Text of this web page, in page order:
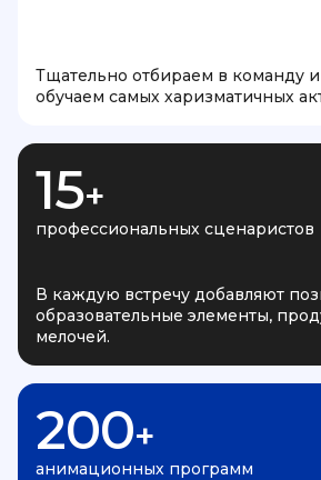
Тщательно отбираем в команду
обучаем самых харизматичных
15+
профессиональных сценаристов
В каждую встречу добавляют
образовательные элементы,
мелочей.
200+
анимационных программ